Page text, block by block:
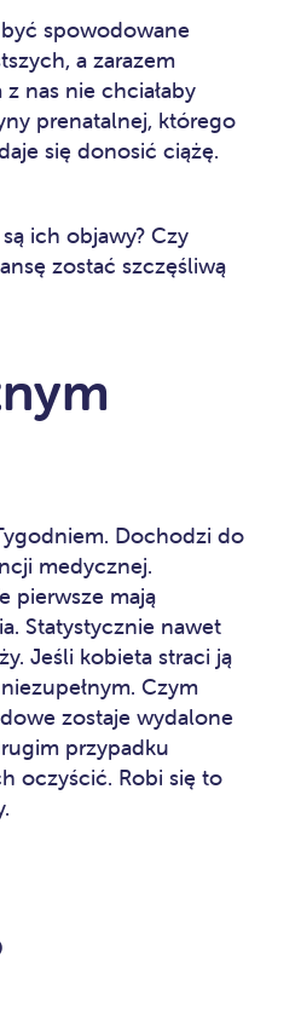
spowodowane
a zarazem
nas nie chciałaby
prenatalnej, którego
się donosić ciążę.
ich objawy? Czy
zostać szczęśliwą
Dochodzi do
medycznej.
pierwsze mają
Statystycznie nawet
Jeśli kobieta straci ją
Czym
zostaje wydalone
przypadku
oczyścić. Robi się to